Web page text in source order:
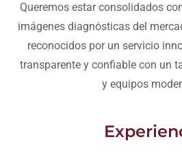
Queremos estar consolidados
imágenes diagnósticas del
reconocidos por un servicio
transparente y confiable con un
y equipos